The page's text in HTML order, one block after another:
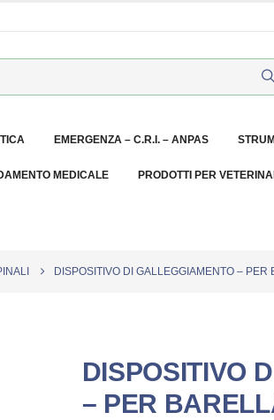
EMERGENZA – C.R.I. – ANPAS
MEDICALE PRODOTTI PER
DISPOSITIVO DI GALLEGGIAMENTO – PER
DISPOSITIVO
– PER